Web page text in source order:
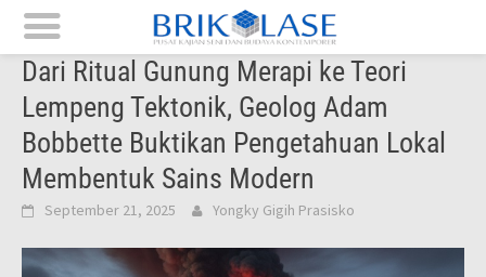
Skip
content
Dari Ritual Gunung Merapi ke Teori
Lempeng Tektonik, Geolog Adam
Bobbette Buktikan Pengetahuan Lokal
Membentuk Sains Modern
September 21, 2025 Yongky Gigih Prasisko